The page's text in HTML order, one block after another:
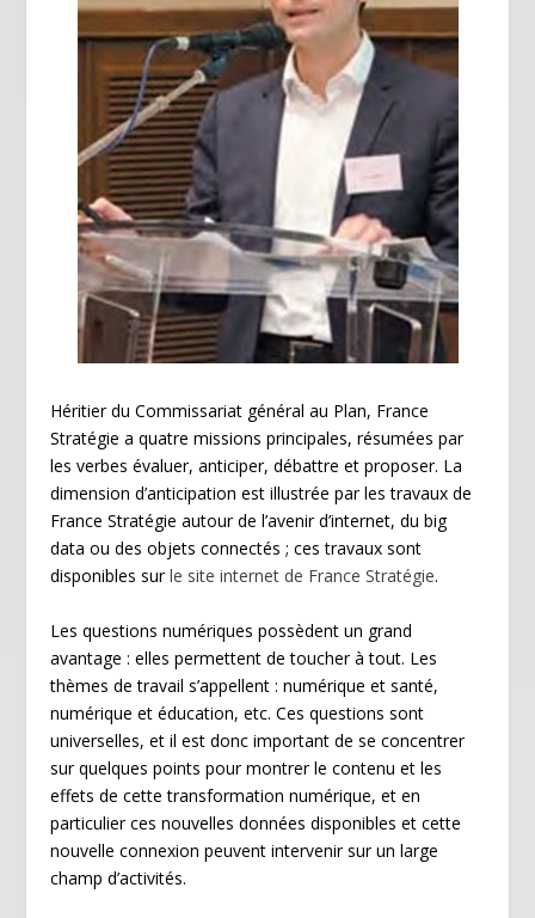
Héritier du Commissariat général au Plan, France
Stratégie a quatre missions principales, résumées par
les verbes évaluer, anticiper, débattre et proposer. La
dimension d’anticipation est illustrée par les travaux de
France Stratégie autour de l’avenir d’internet, du big
data ou des objets connectés ; ces travaux sont
disponibles surle site internet de France Stratégie.
Les questions numériques possèdent un grand
avantage : elles permettent de toucher à tout. Les
thèmes de travail s’appellent : numérique et santé,
numérique et éducation, etc. Ces questions sont
universelles, et il est donc important de se concentrer
sur quelques points pour montrer le contenu et les
effets de cette transformation numérique, et en
particulier ces nouvelles données disponibles et cette
nouvelle connexion peuvent intervenir sur un large
champ d’activités.